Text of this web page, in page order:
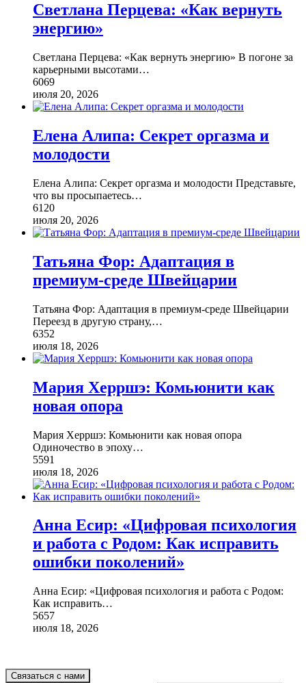
Светлана Перцева: «Как вернуть
энергию»
Светлана Перцева: «Как вернуть энергию» В погоне за
карьерными высотами…
6069
июля 20, 2026
Елена Алипа: Секрет оргазма и
молодости
Елена Алипа: Секрет оргазма и молодости Представьте,
что вы просыпаетесь…
6120
июля 20, 2026
Татьяна Фор: Адаптация в
премиум-среде Швейцарии
Татьяна Фор: Адаптация в премиум-среде Швейцарии
Переезд в другую страну,…
6352
июля 18, 2026
Мария Херршэ: Комьюнити как
новая опора
Мария Херршэ: Комьюнити как новая опора
Одиночество в эпоху…
5591
июля 18, 2026
Анна Есир: «Цифровая психология
и работа с Родом: Как исправить
ошибки поколений»
Анна Есир: «Цифровая психология и работа с Родом:
Как исправить…
5657
июля 18, 2026
Связаться с нами